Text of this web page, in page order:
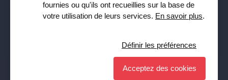
Souscrire
fournies ou qu'ils ont recueillies sur la base de
votre utilisation de leurs services. En savoir plus.
Définir les préférences
Acceptez des cookies